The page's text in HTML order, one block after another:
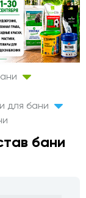
для бани
бани